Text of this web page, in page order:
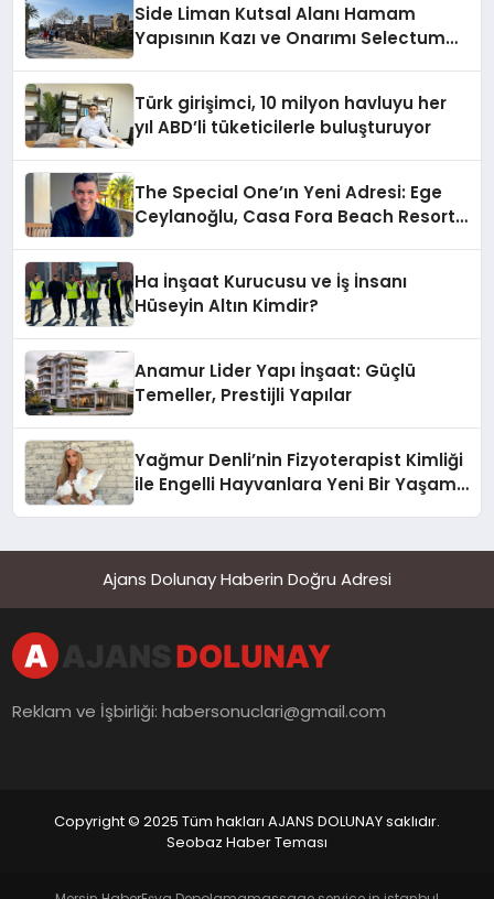
Side Liman Kutsal Alanı Hamam
Yapısının Kazı ve Onarımı Selectum
Türk girişimci, 10 milyon havluyu her
yıl ABD’li tüketicilerle buluşturuyor
The Special One’ın Yeni Adresi: Ege
Ceylanoğlu, Casa Fora Beach Resort
Ha İnşaat Kurucusu ve İş İnsanı
Hüseyin Altın Kimdir?
Anamur Lider Yapı İnşaat: Güçlü
Temeller, Prestijli Yapılar
Yağmur Denli’nin Fizyoterapist Kimliği
ile Engelli Hayvanlara Yeni Bir Yaşam
Ajans Dolunay Haberin Doğru Adresi
Reklam ve İşbirliği:habersonuclari@gmail.com
Copyright © 2025 Tüm hakları AJANS DOLUNAY saklıdır.
Seobaz Haber Teması